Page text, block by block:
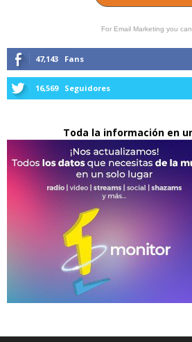
For Email Marketing you
47,143 Fans
16,569 Seguidores
Toda la información en